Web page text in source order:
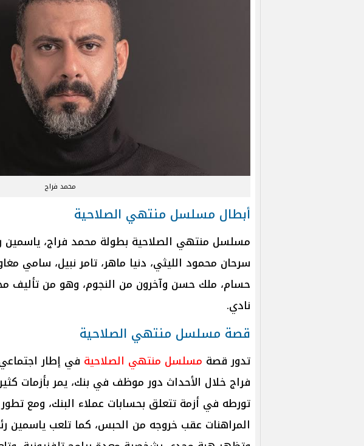
محمد فراج
أبطال مسلسل منتهي الصلاحية
مسلسل منتهي الصلاحية بطولة محمد فراج، ياسمين
سرحان محمود الليثي، دنيا ماهر، تامر نبيل، سامي
حسام، ملك حسن وآخرون من النجوم، وهو من تأليف
نادي.
قصة مسلسل منتهي الصلاحية
تدور قصة مسلسل منتهي الصلاحية في إطار
فراج خلال الأحداث دور موظف في بنك، يمر بأزمات
تورطه في أزمة تتعلق بحسابات عملاء البنك، ومع
المراهنات عقب خروجه من الحبس، كما تلعب ياسمين